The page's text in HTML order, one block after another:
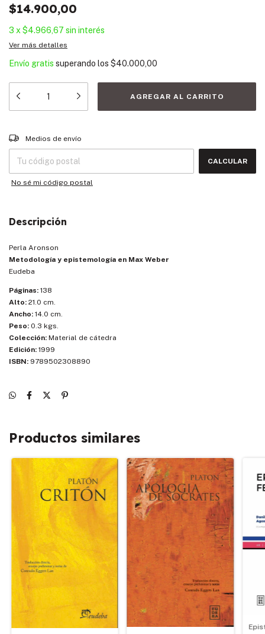
$14.900,00
3 x $4.966,67 sin interés
Ver más detalles
Envío gratis superando los $40.000,00
Entregas para el CP:
Medios de envío
CALCULAR
No sé mi código postal
Descripción
Perla Aronson
Metodología y epistemología en Max Weber
Eudeba
Páginas: 138
Alto: 21.0 cm.
Ancho: 14.0 cm.
Peso: 0.3 kgs.
Colección: Material de cátedra
Edición: 1999
ISBN: 9789502308890
Productos similares